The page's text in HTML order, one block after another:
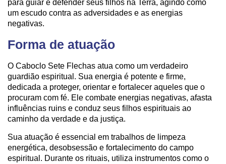
para guiar e defender seus filhos na Terra, agindo como
um escudo contra as adversidades e as energias
negativas.
Forma de atuação
O Caboclo Sete Flechas atua como um verdadeiro
guardião espiritual. Sua energia é potente e firme,
dedicada a proteger, orientar e fortalecer aqueles que o
procuram com fé. Ele combate energias negativas, afasta
influências ruins e conduz seus filhos espirituais ao
caminho da verdade e da justiça.
Sua atuação é essencial em trabalhos de limpeza
energética, desobsessão e fortalecimento do campo
espiritual. Durante os rituais, utiliza instrumentos como o